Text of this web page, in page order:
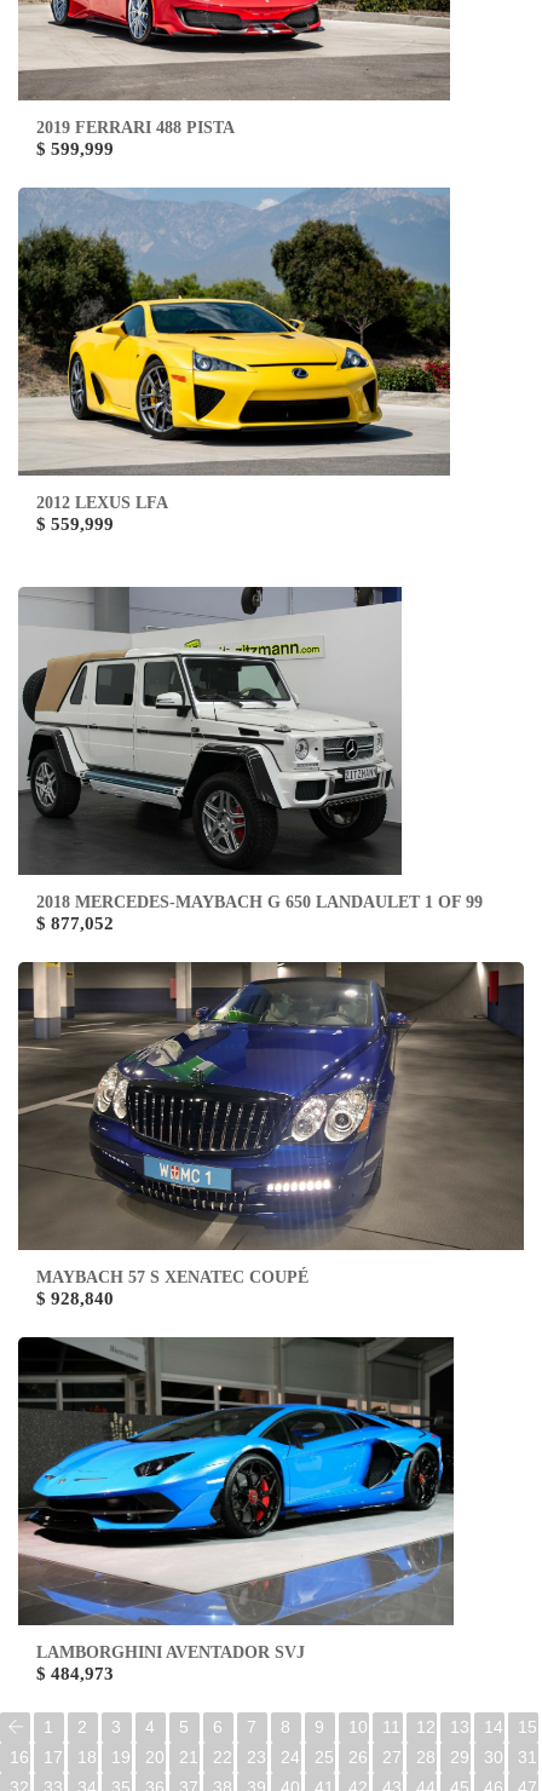
2019 FERRARI 488 PISTA
$ 599,999
2012 LEXUS LFA
$ 559,999
2018 MERCEDES-MAYBACH G 650 LANDAULET 1 OF 99
$ 877,052
MAYBACH 57 S XENATEC COUPÉ
$ 928,840
LAMBORGHINI AVENTADOR SVJ
$ 484,973
1 2 3 4 5 6 7 8 9 10 11 12 13 14
15
16
17 18 19 20 21 22 23 24 25 26 27 28 29 30
31